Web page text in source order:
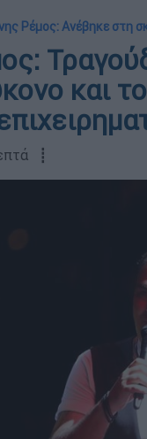
Ρέμος: Ανέβηκε στη
και
┋